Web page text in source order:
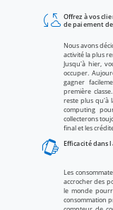
cloud_sync Offrez à vos
de paiement
Nous avons
activité la plus
Jusqu'à hier,
occuper.
gagner
première
reste plus qu'à
computing
collecterons
final et les
lift_to_talk Efficacité dans
Les
accrocher des
le monde
consommation